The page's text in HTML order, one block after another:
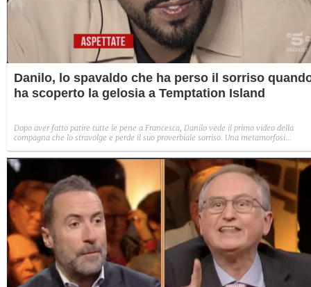
Danilo, lo spavaldo che ha perso il sorriso
ha scoperto la gelosia a Temptation Island
Dopo aver fatto patire tutte le pene a Francesca, Danilo vede il primo video della
compagna che lo stravolge e perde il suo proverbiale sorriso. Una metamorfosi